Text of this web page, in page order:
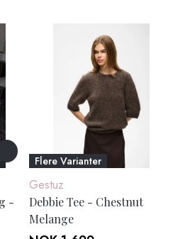
-
Flere Varianter
Gestuz
Debbie Tee - Chestnut
Melange